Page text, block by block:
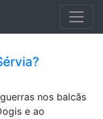
nos balcãs
e ao